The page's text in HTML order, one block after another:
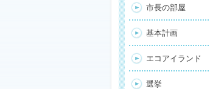
市長の部屋
基本計画
エコアイランド
選挙